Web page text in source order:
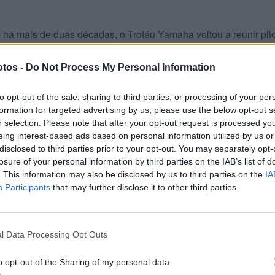
- Do Not Process My Personal Information
opt-out of the sale, sharing to third parties, or processing of your
for targeted advertising by us, please use the below opt-out
selection. Please note that after your opt-out request is processed
interest-based ads based on personal information utilized by us
to third parties prior to your opt-out. You may separately
of your personal information by third parties on the IAB’s list of
This information may also be disclosed by us to third parties on the
Participants that may further disclose it to other third parties.
Data Processing Opt Outs
opt-out of the Sharing of my personal data.
mais de duas décadas, o Troféu Yamaha voltou a reunir
Desde talentos com apenas cinco anos até nomes
passando ainda por muitos veteranos que continuam a
uma das imagens de marca da prova. A participação
pilotos em ação, reforçando a crescente presença das